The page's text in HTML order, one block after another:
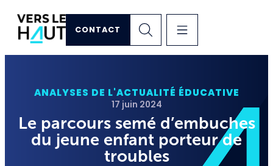
CONTACT
ANALYSES DE L'ACTUALITÉ ÉDUCATIVE
17 juin 2024
Le parcours semé d’embuches
du jeune enfant porteur de
troubles